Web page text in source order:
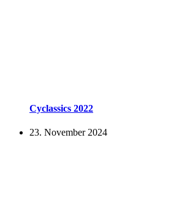
Cyclassics 2022
23. November 2024